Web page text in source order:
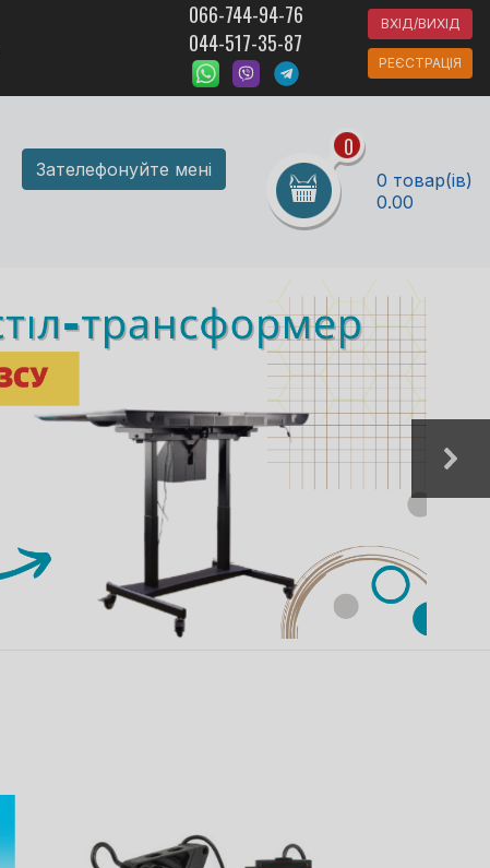
066-744-94-76
044-517-35-87
ВХІД/ВИХІД
РЕЄСТРАЦІЯ
Зателефонуйте мені
0
0 товар(ів)
0.00